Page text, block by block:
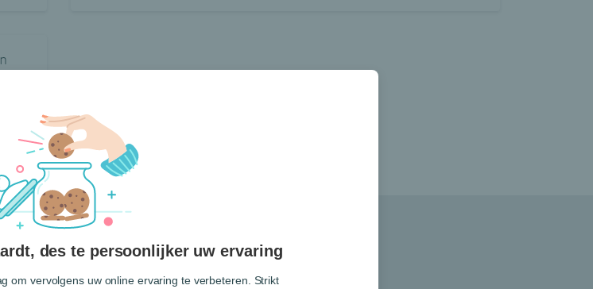
des te persoonlijker uw ervaring
om vervolgens uw online ervaring te verbeteren. Strikt